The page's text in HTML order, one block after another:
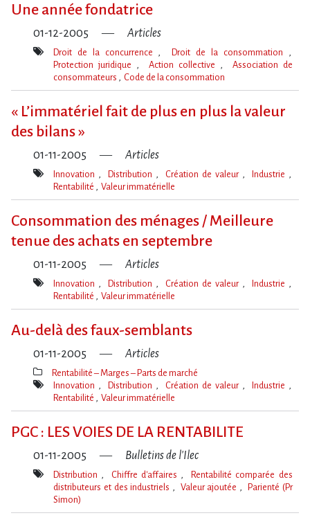
Une année fondatrice
01-12-2005 Articles
Mot(s)-
Droit de la concurrence
Droit de la consommation
Protection juridique
Action collective
Association de
consommateurs
Code de la consommation
« L’immatériel fait de plus en plus la valeur
des bilans »
01-11-2005 Articles
Mot(s)-
Innovation Distribution Création de valeur
Industrie
Rentabilité
Valeur immatérielle
Consommation des ménages / Meilleure
tenue des achats en septembre
01-11-2005 Articles
Mot(s)-
Innovation Distribution Création de valeur
Industrie
Rentabilité
Valeur immatérielle
Au-delà des faux-semblants
01-11-2005 Articles
Thèmes(s)
Rentabilité – Marges – Parts de marché
Mot(s)-
Innovation Distribution Création de valeur
Industrie
Rentabilité
Valeur immatérielle
PGC : LES VOIES DE LA RENTABILITE
01-11-2005 Bulletins de l'Ilec
Mot(s)-
Distribution Chiffre d'affaires
Rentabilité comparée des
distributeurs et des industriels
Valeur ajoutée
Parienté (Pr
Simon)